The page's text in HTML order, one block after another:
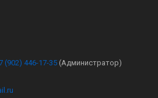
(902) 446-17-35 (Администратор)